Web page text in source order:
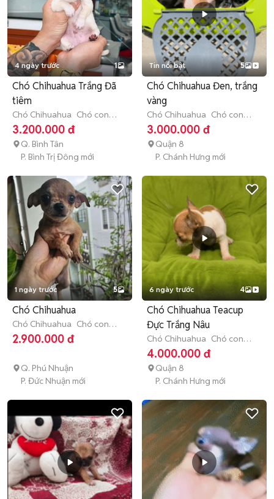
4 ngày trước 1
Chó Chihuahua Trắng Đã
tiêm
Chó Chihuahua Chó con
(dưới 3 tháng tuổi)
3.200.000 đ
Q. Bình Tân
P. Bình Trị Đông mới
Tin nổi bật 5
Chó Chihuahua Đen, trắng
vàng
Chó Chihuahua Chó con
(dưới 3 tháng tuổi)
3.000.000 đ
Quận 8
P. Chánh Hưng mới
1 ngày trước 5
Chó Chihuahua
Chó Chihuahua Chó con
(dưới 3 tháng tuổi)
2.900.000 đ
Q. Phú Nhuận
P. Đức Nhuận mới
6 ngày trước 4
Chó Chihuahua Teacup
Đực Trắng Nâu
Chó Chihuahua Chó con
(dưới 3 tháng tuổi)
4.000.000 đ
Quận 8
P. Chánh Hưng mới